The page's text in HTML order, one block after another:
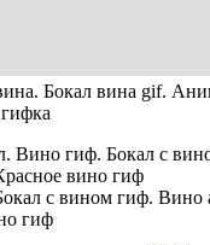
Бокал вина gif.
с вином гиф. Вино
гиф